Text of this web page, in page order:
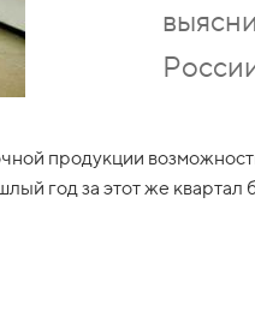
продукции
год за этот же